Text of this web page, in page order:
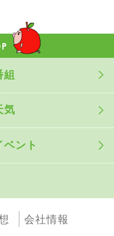
組
気
ベント
会社情報